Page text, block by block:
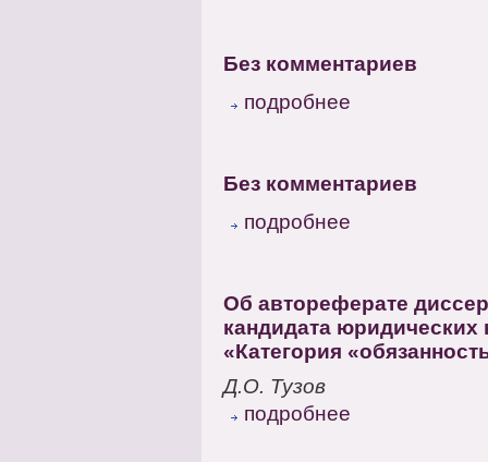
Без комментариев
подробнее
Без комментариев
подробнее
Об автореферате
кандидата
«Категория
Д.О. Тузов
подробнее